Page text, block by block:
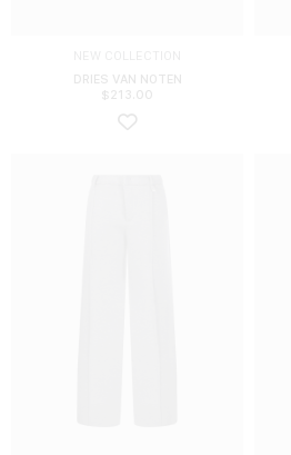
DRIES VAN NOTEN
$ 213.00